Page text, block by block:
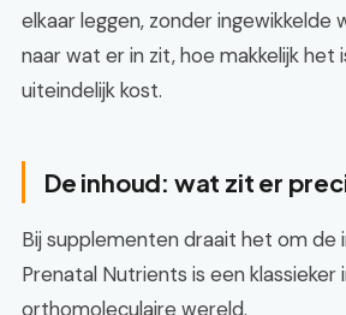
elkaar leggen, zonder ingewikkelde
naar wat er in zit, hoe makkelijk het
uiteindelijk kost.
De inhoud: wat zit er
Bij supplementen draait het om de
Prenatal Nutrients is een klassieker
orthomoleculaire wereld.